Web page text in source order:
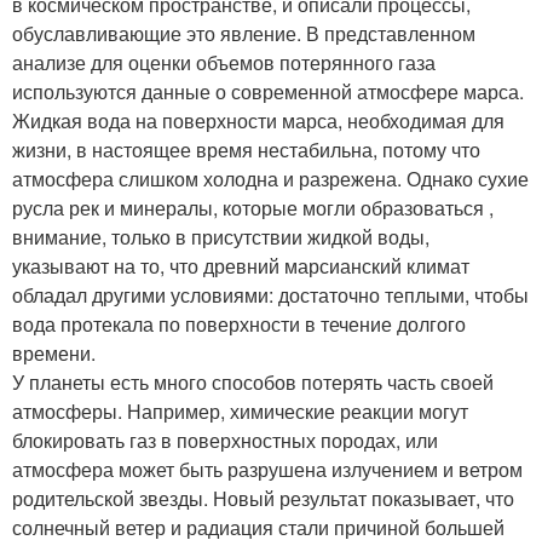
обуславливающие это явление. В представленном
анализе для оценки объемов потерянного газа
используются данные о современной атмосфере марса.
Жидкая вода на поверхности марса, необходимая для
жизни, в настоящее время нестабильна, потому что
атмосфера слишком холодна и разрежена. Однако сухие
русла рек и минералы, которые могли образоваться ,
внимание, только в присутствии жидкой воды,
указывают на то, что древний марсианский климат
обладал другими условиями: достаточно теплыми, чтобы
вода протекала по поверхности в течение долгого
времени.
У планеты есть много способов потерять часть своей
атмосферы. Например, химические реакции могут
блокировать газ в поверхностных породах, или
атмосфера может быть разрушена излучением и ветром
родительской звезды. Новый результат показывает, что
солнечный ветер и радиация стали причиной большей